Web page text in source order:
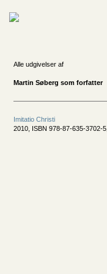
Alle udgivelser af
Martin Søberg som forfatter
Imitatio Christi
2010, ISBN 978-87-635-3702-5,